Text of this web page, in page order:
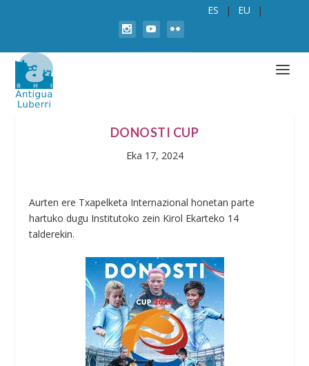
EU
ES
DONOSTI CUP
Eka 17, 2024
Aurten ere Txapelketa Internazional honetan parte
hartuko dugu Institutoko zein Kirol Ekarteko 14
talderekin.